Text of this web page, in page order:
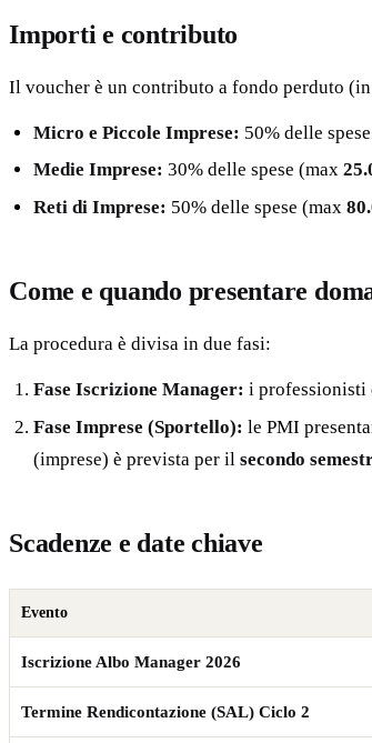
Importi e contributo
Il voucher è un contributo a fondo perduto
Micro e Piccole Imprese: 50% delle
Medie Imprese: 30% delle spese (max
Reti di Imprese: 50% delle spese (max
Come e quando presentare
La procedura è divisa in due fasi:
Fase Iscrizione Manager: i professionisti
Fase Imprese (Sportello): le PMI
(imprese) è prevista per ilsecondo
Scadenze e date chiave
Evento
Iscrizione Albo Manager 2026
Termine Rendicontazione (SAL) Ciclo 2